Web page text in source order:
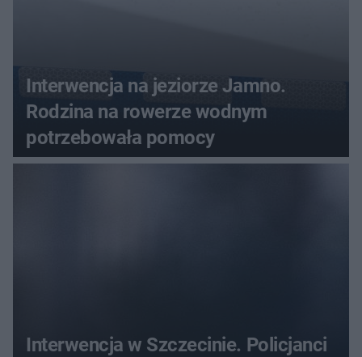
Interwencja na jeziorze Jamno.
Rodzina na rowerze wodnym
potrzebowała pomocy
Interwencja w Szczecinie. Policjanci